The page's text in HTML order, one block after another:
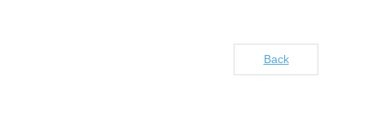
Back